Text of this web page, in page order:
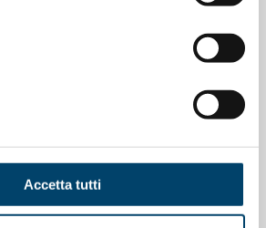
Accetta tutti
ONDA PER IL SISTEMA SANITARIO
nelle donne